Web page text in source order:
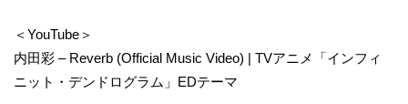
＜YouTube＞
内田彩 – Reverb (Official Music Video) | TVアニメ「インフィ
ニット・デンドログラム」EDテーマ